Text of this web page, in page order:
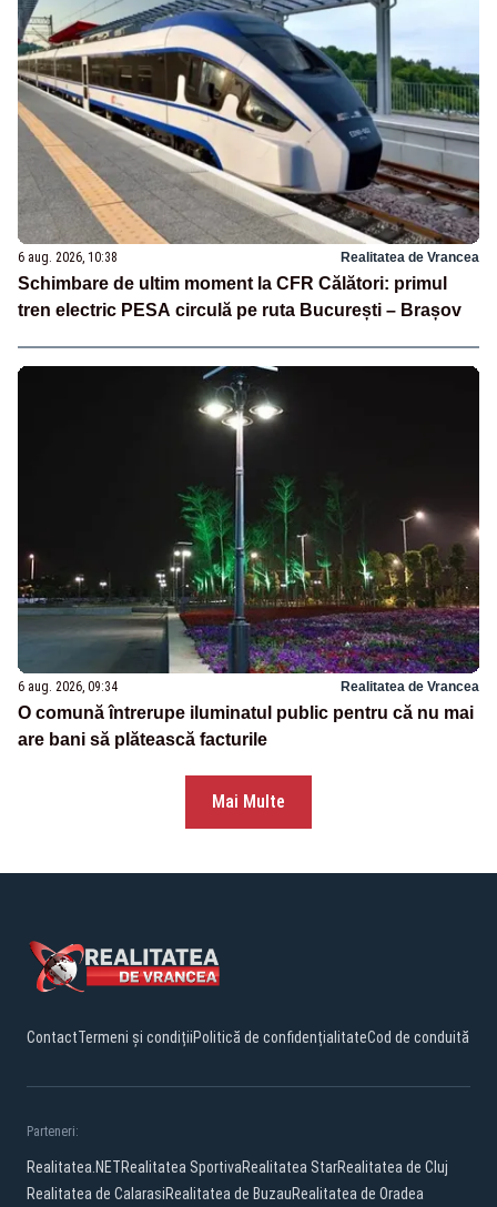
6 aug. 2026, 10:38 Realitatea de Vrancea
Schimbare de ultim moment la CFR Călători: primul
tren electric PESA circulă pe ruta București – Brașov
6 aug. 2026, 09:34 Realitatea de Vrancea
O comună întrerupe iluminatul public pentru că nu mai
are bani să plătească facturile
Mai Multe
ContactTermeni și condițiiPolitică de confidențialitateCod de conduită
Parteneri:
Realitatea.NETRealitatea SportivaRealitatea StarRealitatea de Cluj
Realitatea de CalarasiRealitatea de BuzauRealitatea de Oradea